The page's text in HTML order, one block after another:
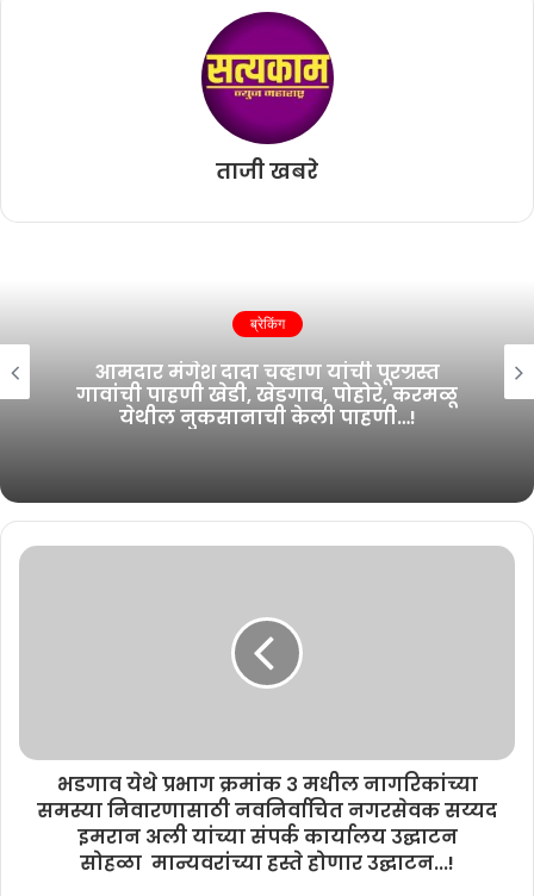
ताजी खबरे
ब्रेकिंग
आमदार मंगेश दादा चव्हाण यांची पूरग्रस्त
गावांची पाहणी खेडी, खेडगाव, पोहोरे, करमळू
येथील नुकसानाची केली पाहणी…!
भडगाव येथे प्रभाग क्रमांक ३ मधील नागरिकांच्या
समस्या निवारणासाठी नवनिर्वाचित नगरसेवक सय्यद
इमरान अली यांच्या संपर्क कार्यालय उद्घाटन
सोहळा मान्यवरांच्या हस्ते होणार उद्घाटन...!